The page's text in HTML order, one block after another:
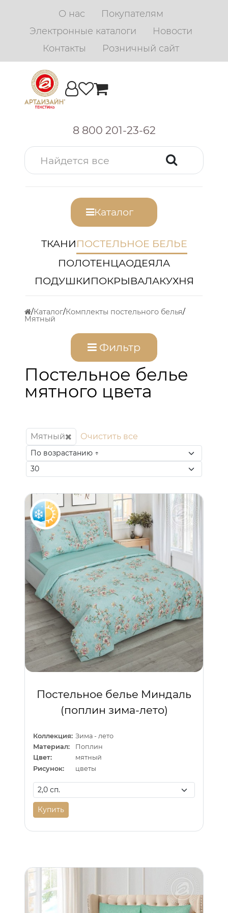
О нас
Покупателям
Электронные каталоги
Новости
Контакты
Розничный сайт
8 800 201-23-62
Каталог
ТКАНИПОСТЕЛЬНОЕ БЕЛЬЕ
ПОЛОТЕНЦАОДЕЯЛА
ПОДУШКИПОКРЫВАЛАКУХНЯ
Каталог Комплекты постельного белья
Мятный
Фильтр
Постельное белье
мятного цвета
Мятный Очистить все
Постельное белье Миндаль
(поплин зима-лето)
Коллекция: Зима - лето
Материал:
Поплин
Цвет:
мятный
Рисунок:
цветы
Купить